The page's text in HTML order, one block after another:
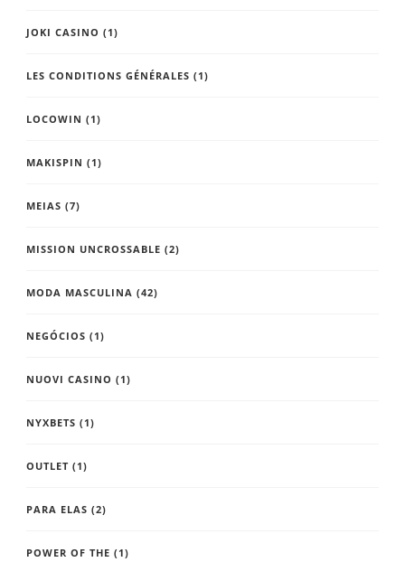
JOKI CASINO (1)
LES CONDITIONS GÉNÉRALES (1)
LOCOWIN (1)
MAKISPIN (1)
MEIAS (7)
MISSION UNCROSSABLE (2)
MODA MASCULINA (42)
NEGÓCIOS (1)
NUOVI CASINO (1)
NYXBETS (1)
OUTLET (1)
PARA ELAS (2)
POWER OF THE (1)